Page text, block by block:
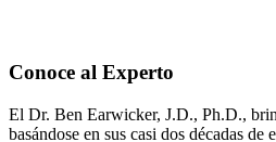
Conoce al Experto
El Dr. Ben Earwicker, J.D., Ph.D.,
basándose en sus casi dos décadas